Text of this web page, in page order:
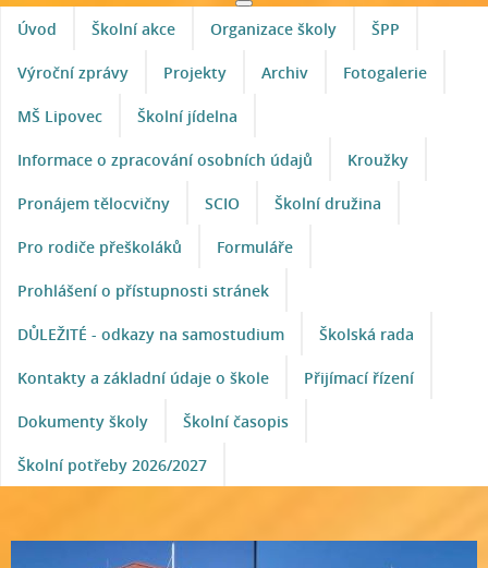
Úvod Školní akce Organizace školy ŠPP
Výroční zprávy Projekty Archiv Fotogalerie
MŠ Lipovec Školní jídelna
Informace o zpracování osobních údajů Kroužky
Pronájem tělocvičny SCIO Školní družina
Pro rodiče přeškoláků Formuláře
Prohlášení o přístupnosti stránek
DŮLEŽITÉ - odkazy na samostudium Školská rada
Kontakty a základní údaje o škole Přijímací řízení
Dokumenty školy Školní časopis
Školní potřeby 2026/2027